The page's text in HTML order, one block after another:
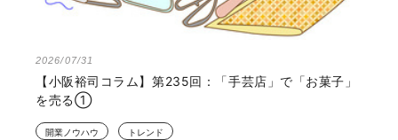
2026/07/31
【小阪裕司コラム】第235回：「手芸店」で「お菓子」
を売る①
開業ノウハウ トレンド